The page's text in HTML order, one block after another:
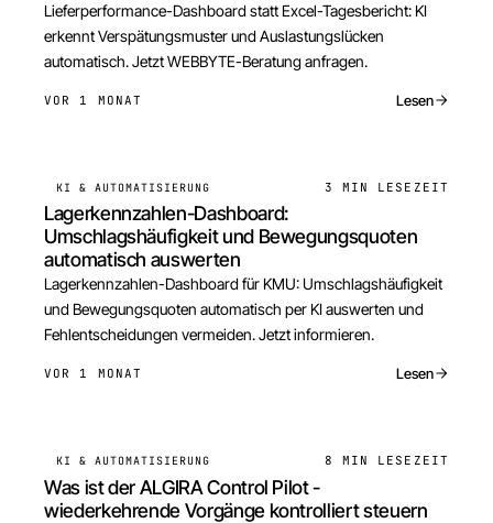
Lieferperformance-Dashboard statt Excel-Tagesbericht: KI
erkennt Verspätungsmuster und Auslastungslücken
automatisch. Jetzt WEBBYTE-Beratung anfragen.
VOR 1 MONAT Lesen
KI & AUTOMATISIERUNG 3 MIN LESEZEIT
Lagerkennzahlen-Dashboard:
Umschlagshäufigkeit und Bewegungsquoten
automatisch auswerten
Lagerkennzahlen-Dashboard für KMU: Umschlagshäufigkeit
und Bewegungsquoten automatisch per KI auswerten und
Fehlentscheidungen vermeiden. Jetzt informieren.
VOR 1 MONAT Lesen
KI & AUTOMATISIERUNG 8 MIN LESEZEIT
Was ist der ALGIRA Control Pilot -
wiederkehrende Vorgänge kontrolliert steuern